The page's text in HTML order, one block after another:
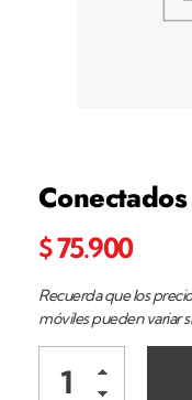
$75.900
Recuerda que los
móviles pueden variar